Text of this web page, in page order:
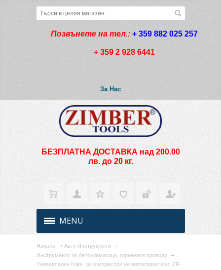
Позвънете на тел.: + 359 882 025 257
+ 359 2 928 6441
За Нас
БЕЗПЛАТНА ДОСТАВКА над 200.00
лв. до 20 кг.
MENU
Начало
Авто Инструменти
Инструменти за Автоклиматици, горивните проводи
Универсален Ключ за компресори на автоклиматици, ZR-